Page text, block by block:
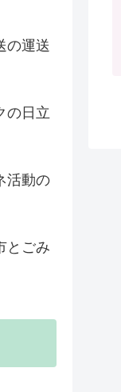
の運送
の日立
活動の
とごみ